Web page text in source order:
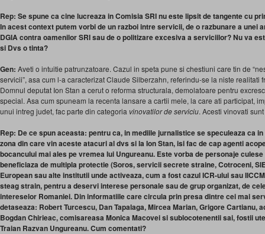
Rep: Se spune ca cine lucreaza in Comisia SRI nu este lipsit de tangente cu
In acest context putem vorbi de un razboi intre servicii, de o razbunare a unei
DGIA contra oamenilor SRI sau de o politizare excesiva a serviciilor? Nu va
si Dvs o tinta?
Gen: Aveti o intuitie patrunzatoare. Cazul in speta pune si chestiuni care tin de
servicii”, asa cum l-a caracterizat Claude Silberzahn, referindu-se la niste realitati
Domnul deputat Ion Stan a cerut o reforma structurala, demolatoare pentru
special. Asa cum spuneam la recenta lansare a cartii mele, la care ati participat,
unui intreg judet, fac parte din categoria vinovatilor de serviciu. Acesti vinovati
Rep: De ce spun aceasta: pentru ca, in mediile jurnalistice se speculeaza ca
zona din care vin aceste atacuri al dvs si la Ion Stan, isi fac de cap agenti
bocancului mai ales pe vremea lui Ungureanu. Este vorba de personaje
beneficiaza de multipla protectie (Soros, servicii secrete straine, Cotroceni,
European sau alte institutii unde activeaza, cum a fost cazul ICR-ului sau
steag strain, pentru a deservi interese personale sau de grup organizat, de
intereselor Romaniei. Din informatiile care circula prin presa dintre cei mai
detaseaza: Robert Turcescu, Dan Tapalaga, Mircea Marian, Grigore Cartianu,
Bogdan Chirieac, comisareasa Monica Macovei si sublocotenentii sai, fostii
Traian Razvan Ungureanu. Cum comentati?